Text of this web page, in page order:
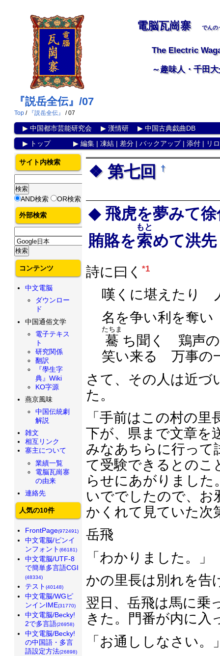
電脳瓦崗寨 でんの
The Electric
～趣味人・千田
『説岳全伝』/07
Top / 『説岳全伝』 / 07
▶ 中国都市芸能研究会 ▶ 漢情研 ▶ 中国古典戯曲DB
▶ トップ ▶ 編集| 凍結| 差分 | バックアップ | 添付 | リ
第七回 †
飛虎を夢みて
賄賂を索
もと
めて洪
詩に曰く *1
嘆くに堪えたり
名を争い利を奪
驀
たちま
ち聞く 鶏声の
笑い来る 万事の
さて、その人は近づ
た。
「手前はこの村の
下が、県まで文章を
みなあちらに行って
て受験できるとのこ
らせにあがりまし
いででしたので、お
かくれて見ていた次
岳飛
「わかりました。」
かの里長は別れを告
翌日、岳飛は馬に乗
きた。門番が内に入
「お通ししなさい。
サイト内検索
AND検索 OR検索
外部検索
コンテンツ
中文電脳
ダウンロー
ド
中国通俗文学
電子テキス
ト
研究関係
翻訳
『學生字
典』Wiki
KO字源
燕京風味
中国伝統劇
解説
雑文
相互リンク
寨主について
業績一覧
電脳瓦崗寨
の由来
連絡先
人気の10件
FrontPage(972491)
中文電脳/ピンイ
ンフォント (66181)
中文電脳/UTF-8
で簡単多言語CGI
(48334)
テスト (40148)
中文電脳/WGピ
ンインIME(31770)
中文電脳/Becky!
2で多言語(26958)
中文電脳/Becky!
の中国語・多言
語設定方法(26898)